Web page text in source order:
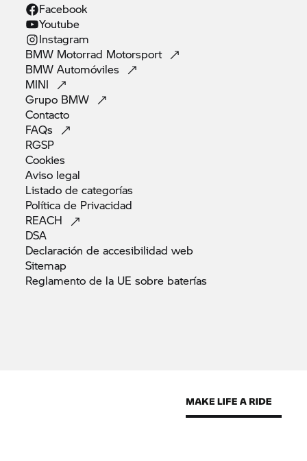
Facebook
Youtube
Instagram
BMW Motorrad Motorsport
BMWAutomóviles
MINI
Grupo BMW
Contacto
FAQs
RGSP
Cookies
Aviso legal
Listado decategorías
Política de Privacidad
REACH
DSA
Declaración de accesibilidadweb
Sitemap
Reglamento de la UE sobre baterías